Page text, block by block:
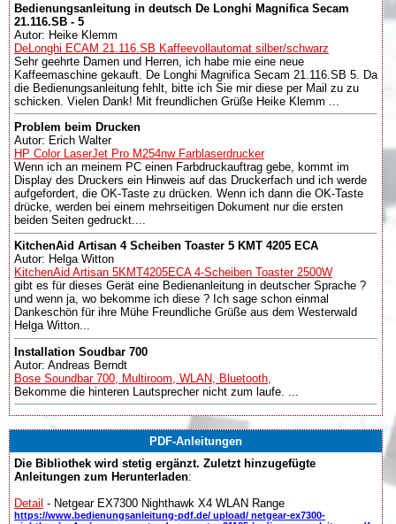
Bedienungsanleitung in deutsch De Longhi Magnifica Secam
21.116.SB - 5
Autor: Heike Klemm
DeLonghi ECAM 21.116.SB Kaffeevollautomat silber/schwarz
Sehr geehrte Damen und Herren, ich habe mie eine neue
Kaffeemaschine gekauft. De Longhi Magnifica Secam 21.116.SB 5. Da
die Bedienungsanleitung fehlt, bitte ich Sie mir diese per Mail zu zu
schicken. Vielen Dank! Mit freundlichen Grüße Heike Klemm ...
Problem beim Drucken
Autor: Erich Walter
HP Color LaserJet Pro M254nw Farblaserdrucker
Wenn ich an meinem PC einen Farbdruckauftrag gebe, kommt im
Display des Druckers ein Hinweis auf das Druckerfach und ich werde
aufgefordert, die OK-Taste zu drücken. Wenn ich dann die OK-Taste
drücke, werden bei einem mehrseitigen Dokument nur die ersten
beiden Seiten gedruckt....
KitchenAid Artisan 4 Scheiben Toaster 5 KMT 4205 ECA
Autor: Helga Witton
KitchenAid Artisan 5KMT4205ECA 4-Scheiben Toaster 2500W
gibt es für dieses Gerät eine Bedienanleitung in deutscher Sprache ?
und wenn ja, wo bekomme ich diese ? Ich sage schon einmal
Dankeschön für ihre Mühe Freundliche Grüße aus dem Westerwald
Helga Witton...
Installation Soudbar 700
Autor: Andreas Berndt
Bose Soundbar 700, Multiroom, WLAN, Bluetooth,
Bekomme die hinteren Lautsprecher nicht zum laufe. ...
PDF-Anleitungen
Die Bibliothek wird stetig ergänzt. Zuletzt hinzugefügte
Anleitungen zum Herunterladen:
Detail - Netgear EX7300 Nighthawk X4 WLAN Range
https://www.bedienungsanleitung-pdf.de/ upload/ netgear-ex7300-